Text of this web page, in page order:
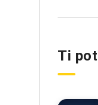
Ti